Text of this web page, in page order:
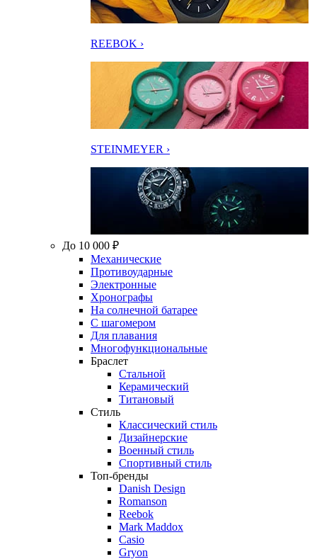
REEBOK ›
STEINMEYER ›
До 10 000 ₽
Механические
Противоударные
Электронные
Хронографы
На солнечной батарее
С шагомером
Для плавания
Многофункциональные
Браслет
Стальной
Керамический
Титановый
Стиль
Классический стиль
Дизайнерские
Военный стиль
Спортивный стиль
Топ-бренды
Danish Design
Romanson
Reebok
Mark Maddox
Casio
Gryon